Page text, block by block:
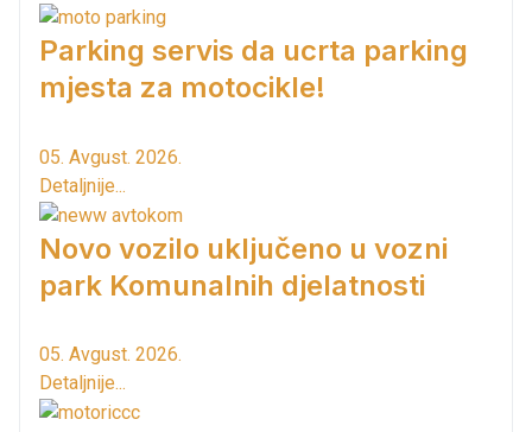
Parking servis da ucrta parking
mjesta za motocikle!
05. Avgust. 2026.
Detaljnije...
Novo vozilo uključeno u vozni
park Komunalnih djelatnosti
05. Avgust. 2026.
Detaljnije...